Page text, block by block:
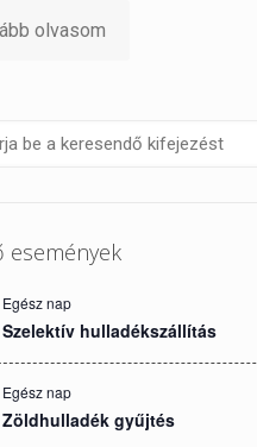
olvasom
események
Egész nap
Szelektív hulladékszállítás
Egész nap
Zöldhulladék gyűjtés